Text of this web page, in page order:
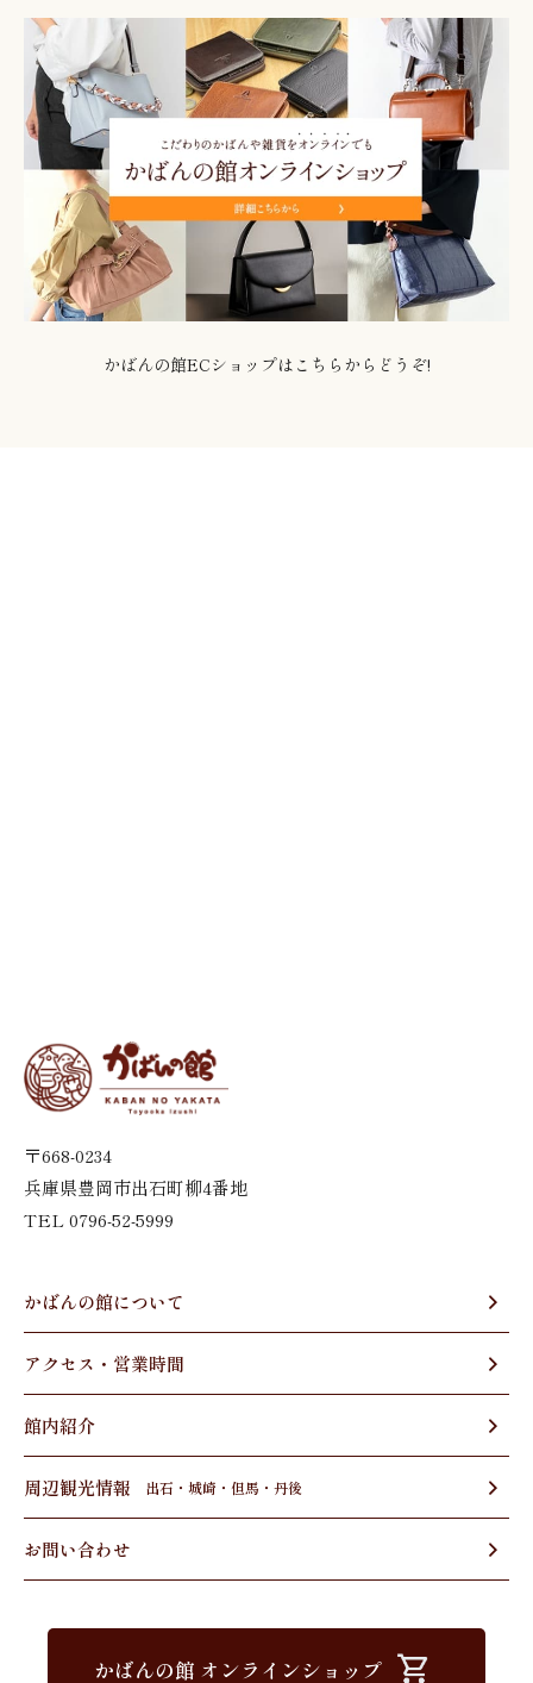
かばんの館ECショップはこちらからどうぞ!
〒668-0234
兵庫県豊岡市出石町柳4番地
TEL 0796-52-5999
かばんの館について
アクセス・営業時間
館内紹介
出石・城崎・但馬・丹後
周辺観光情報
お問い合わせ
かばんの館 オンラインショップ